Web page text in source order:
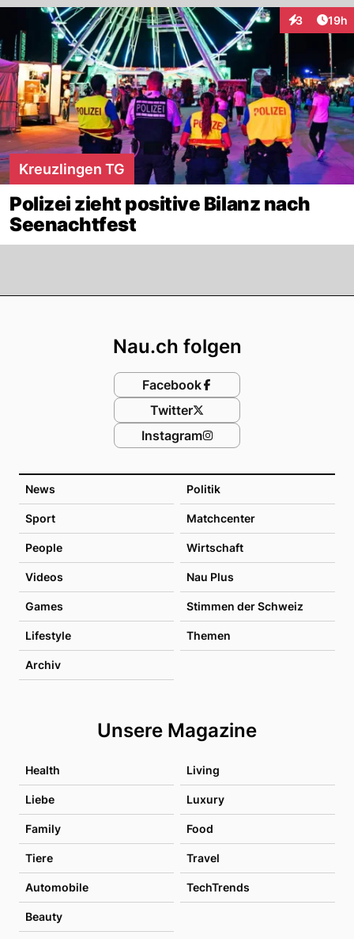
3
Interaktionen
19h
Kreuzlingen TG
Polizei zieht positive Bilanz nach
Seenachtfest
News Politik
Sport Matchcenter
People Wirtschaft
Videos Nau Plus
Games Stimmen der Schweiz
Lifestyle Themen
Archiv
Unsere Magazine
Health Living
Liebe Luxury
Family Food
Tiere Travel
Automobile TechTrends
Beauty
Nau.ch folgen
Facebook
Twitter
Instagram